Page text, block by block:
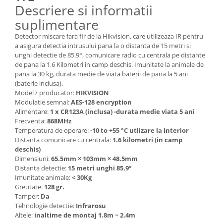
Descriere si informatii
suplimentare
Detector miscare fara fir de la Hikvision, care utilizeaza IR pentru
a asigura detectia intrusului pana la o distanta de 15 metri si
unghi detectie de 85.9°, comunicare radio cu centrala pe distante
de pana la 1.6 Kilometri in camp deschis. Imunitate la animale de
pana la 30 kg, durata medie de viata baterii de pana la 5 ani
(baterie inclusa).
Model / producator: HIKVISION
Modulatie semnal:AES-128 encryption
Alimentare: 1 x CR123A (inclusa) -durata medie viata 5 ani
Frecventa:868MHz
Temperatura de operare:-10 to +55 °C utlizare la interior
Distanta comunicare cu centrala: 1.6 kilometri (in camp
deschis)
Dimensiuni:65.5mm × 103mm × 48.5mm
Distanta detectie: 15 metri unghi 85.9°
Imunitate animale:< 30Kg
Greutate: 128 gr.
Tamper: Da
Tehnologie detectie: Infrarosu
Altele: inaltime de montaj 1.8m ~ 2.4m